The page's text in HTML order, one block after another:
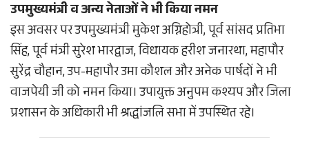
उपमुख्यमंत्री व अन्य नेताओं ने भी किया नमन
इस अवसर पर उपमुख्यमंत्री मुकेश अग्निहोत्री, पूर्व सांसद प्रतिभा
सिंह, पूर्व मंत्री सुरेश भारद्वाज, विधायक हरीश जनारथा, महापौर
सुरेंद्र चौहान, उप-महापौर उमा कौशल और अनेक पार्षदों ने भी
वाजपेयी जी को नमन किया। उपायुक्त अनुपम कश्यप और जिला
प्रशासन के अधिकारी भी श्रद्धांजलि सभा में उपस्थित रहे।